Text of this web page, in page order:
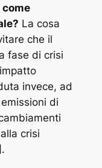
come
La cosa
che il
fase di crisi
invece, ad
di
crisi